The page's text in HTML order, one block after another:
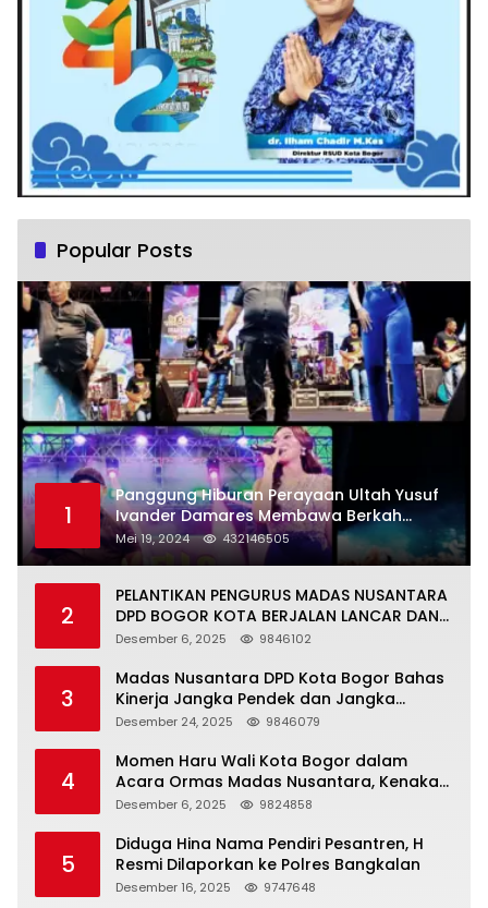
Popular Posts
1
Panggung Hiburan Perayaan Ultah Yusuf
Ivander Damares Membawa Berkah
Warga Kejapanan
Mei 19, 2024 432146505
2
PELANTIKAN PENGURUS MADAS NUSANTARA
DPD BOGOR KOTA BERJALAN LANCAR DAN
KHIDMAT
Desember 6, 2025 9846102
3
Madas Nusantara DPD Kota Bogor Bahas
Kinerja Jangka Pendek dan Jangka
Panjang
Desember 24, 2025 9846079
4
Momen Haru Wali Kota Bogor dalam
Acara Ormas Madas Nusantara, Kenakan
Peci Hitam Tinggi sebagai Simbol
Desember 6, 2025 9824858
5
Diduga Hina Nama Pendiri Pesantren, H
Resmi Dilaporkan ke Polres Bangkalan
Desember 16, 2025 9747648